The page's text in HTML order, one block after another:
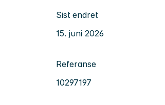
Sist endret
15. juni 2026
Referanse
10297197